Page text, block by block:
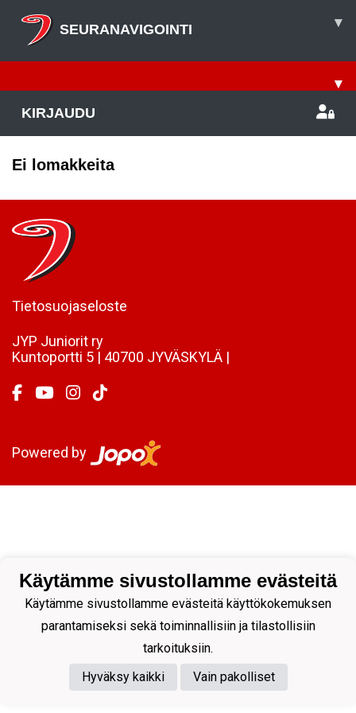
SEURANAVIGOINTI ▾
▾
KIRJAUDU
Ei lomakkeita
Tietosuojaseloste
JYP Juniorit ry
Kuntoportti 5 | 40700 JYVÄSKYLÄ |
Powered by
Käytämme sivustollamme evästeitä
Käytämme sivustollamme evästeitä käyttökokemuksen
parantamiseksi sekä toiminnallisiin ja tilastollisiin
tarkoituksiin.
Hyväksy kaikki
Vain pakolliset